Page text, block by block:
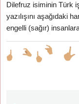
Dilefruz isiminin Türk
yazılışını aşağıdaki
engelli (sağır)